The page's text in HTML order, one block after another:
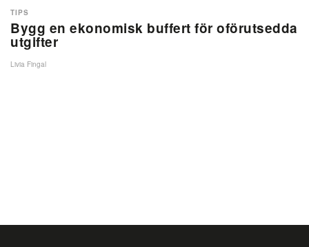
Bygg en ekonomisk buffert för oförutsedda
utgifter
TIPS
Livia Fingal